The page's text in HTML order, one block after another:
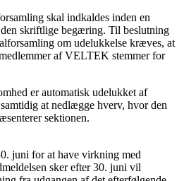
skal indkaldes inden en
skriftlige begæring. Til beslutning
om udelukkelse kræves, at
af VELTEK stemmer for
er automatisk udelukket af
at nedlægge hverv, hvor den
sektionen.
juni for at have virkning med
sker efter 30. juni vil